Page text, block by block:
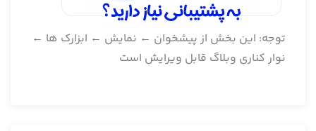
توجه: این بخش از پیشخوان ← نمایش ← ابزارک ها ←
نوار کناری وبلاگ قابل ویرایش است